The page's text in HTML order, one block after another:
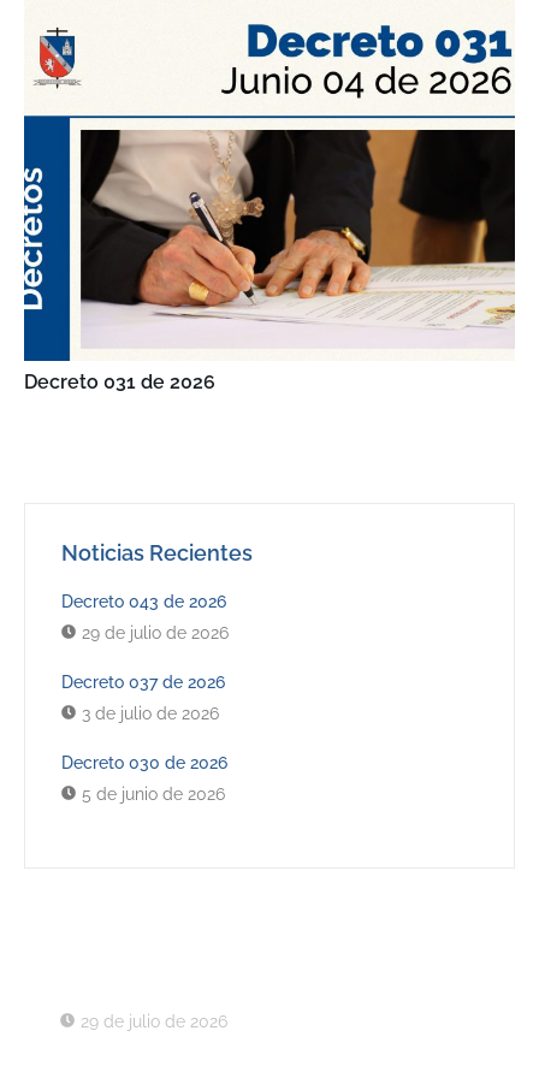
Decreto 031 de 2026
Noticias Recientes
Decreto 043 de 2026
29 de julio de 2026
Decreto 037 de 2026
3 de julio de 2026
Decreto 030 de 2026
5 de junio de 2026
29 de julio de 2026